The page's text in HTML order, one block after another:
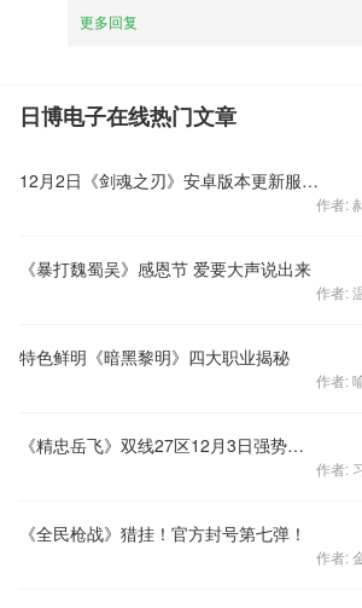
更多回复
日博电子在线热门文章
12月2日《剑魂之刃》安卓版本更新服务器维护公告
作者:
《暴打魏蜀吴》感恩节 爱要大声说出来
作者:
特色鲜明《暗黑黎明》四大职业揭秘
作者:
《精忠岳飞》双线27区12月3日强势来袭
作者:
《全民枪战》猎挂！官方封号第七弹！
作者: